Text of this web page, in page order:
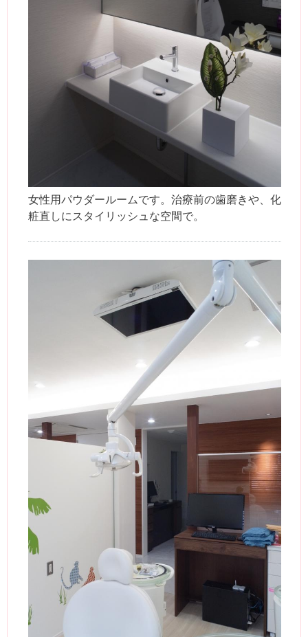
女性用パウダールームです。治療前の歯磨きや、化
粧直しにスタイリッシュな空間で。